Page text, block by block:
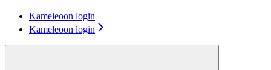
Kameleoon login
Kameleoon login